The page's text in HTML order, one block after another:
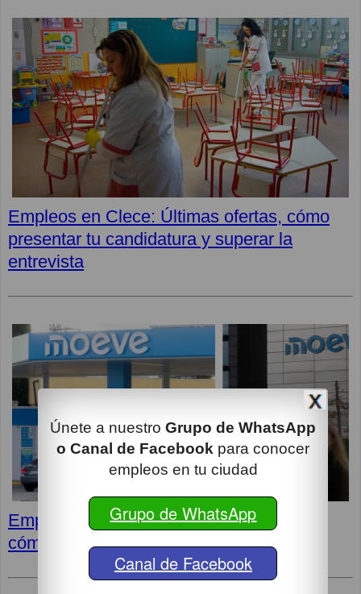
Únete a nuestro Grupo de WhatsApp
o Canal de Facebook para conocer
empleos en tu ciudad
Grupo de WhatsApp
Canal de Facebook
Empleos en Clece: Últimas ofertas, cómo
presentar tu candidatura y superar la
entrevista
Empleos en MOEVE: Últimas vacantes,
cómo postular y superar la entrevista